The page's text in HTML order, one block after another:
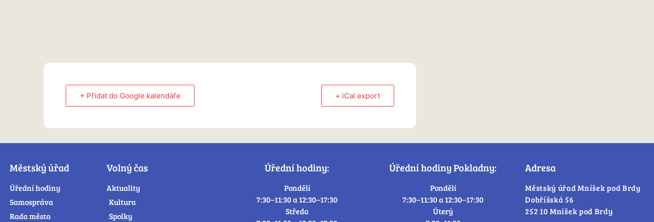
+ Přidat do Google kalendáře + iCal export
Městský úřad
Úřední hodiny
Samospráva
Rada města
Volný čas
Aktuality
Kultura
Spolky
Úřední hodiny:
Pondělí
7:30–11:30 a 12:30–17:30
Středa
Úřední hodiny Pokladny:
Pondělí
7:30–11:30 a 12:30–17:30
Úterý
Adresa
Městský úřad Mníšek pod Brdy
Dobříšská 56
252 10 Mníšek pod Brdy